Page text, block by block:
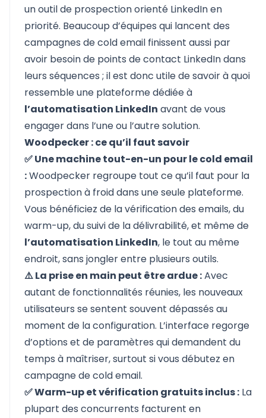
un outil de prospection orienté LinkedIn en
priorité. Beaucoup d’équipes qui lancent des
campagnes de cold email finissent aussi par
avoir besoin de points de contact LinkedIn dans
leurs séquences ; il est donc utile de savoir à quoi
ressemble une plateforme dédiée à
l’automatisation LinkedIn avant de vous
engager dans l’une ou l’autre solution.
Woodpecker : ce qu’il faut savoir
✅ Une machine tout-en-un pour le cold email
:Woodpecker regroupe tout ce qu’il faut pour la
prospection à froid dans une seule plateforme.
Vous bénéficiez de la vérification des emails, du
warm-up, du suivi de la délivrabilité, et même de
l’automatisation LinkedIn, le tout au même
endroit, sans jongler entre plusieurs outils.
⚠️ La prise en main peut être ardue :Avec
autant de fonctionnalités réunies, les nouveaux
utilisateurs se sentent souvent dépassés au
moment de la configuration. L’interface regorge
d’options et de paramètres qui demandent du
temps à maîtriser, surtout si vous débutez en
campagne de cold email.
✅ Warm-up et vérification gratuits inclus : La
plupart des concurrents facturent en